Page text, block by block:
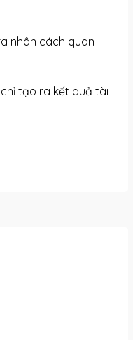
nhân cách quan
tạo ra kết quả tài